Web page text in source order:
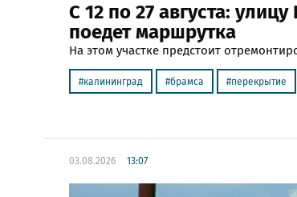
С 12 по 27 августа:
поедет маршрутка
На этом участке предстоит
калининград брамса перекрытие
03.08.2026 13:07